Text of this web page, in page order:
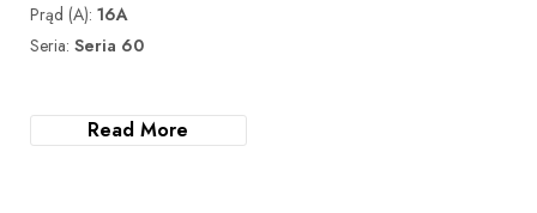
Prąd (A): 16A
Seria: Seria 60
Read More